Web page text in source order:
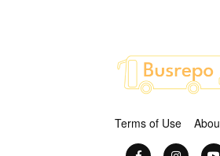
Terms of Use